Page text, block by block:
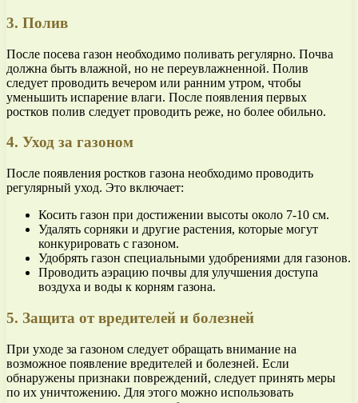
3. Полив
После посева газон необходимо поливать регулярно. Почва
должна быть влажной, но не переувлажненной. Полив
следует проводить вечером или ранним утром, чтобы
уменьшить испарение влаги. После появления первых
ростков полив следует проводить реже, но более обильно.
4. Уход за газоном
После появления ростков газона необходимо проводить
регулярный уход. Это включает:
Косить газон при достижении высоты около 7-10 см.
Удалять сорняки и другие растения, которые могут
конкурировать с газоном.
Удобрять газон специальными удобрениями для газонов.
Проводить аэрацию почвы для улучшения доступа
воздуха и воды к корням газона.
5. Защита от вредителей и болезней
При уходе за газоном следует обращать внимание на
возможное появление вредителей и болезней. Если
обнаружены признаки повреждений, следует принять меры
по их уничтожению. Для этого можно использовать